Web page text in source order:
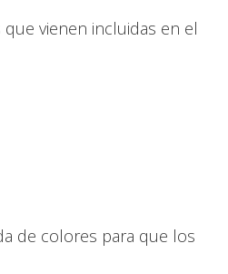
vienen incluidas en el
de colores para que los